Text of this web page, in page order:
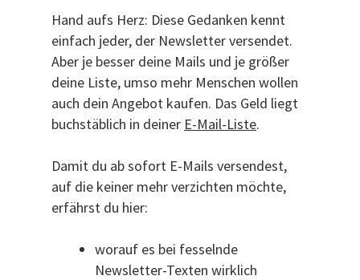
Hand aufs Herz: Diese Gedanken kennt
einfach jeder, der Newsletter versendet.
Aber je besser deine Mails und je größer
deine Liste, umso mehr Menschen wollen
auch dein Angebot kaufen. Das Geld liegt
buchstäblich in deiner E-Mail-Liste.
Damit du ab sofort E-Mails versendest,
auf die keiner mehr verzichten möchte,
erfährst du hier:
worauf es bei fesselnde
Newsletter-Texten wirklich